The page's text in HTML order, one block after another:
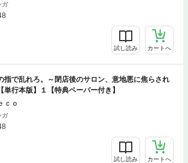
ガ
試し読み カートへ
指で乱れろ。～閉店後のサロン、意地悪に焦らされ
単行本版】１【特典ペーパー付き】
ｃｏ
ガ
試し読み カートへ